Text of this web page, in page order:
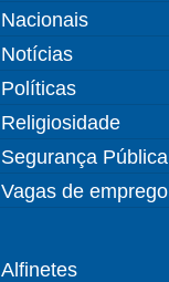
Nacionais
Notícias
Políticas
Religiosidade
Segurança Pública
Vagas de emprego
Alfinetes